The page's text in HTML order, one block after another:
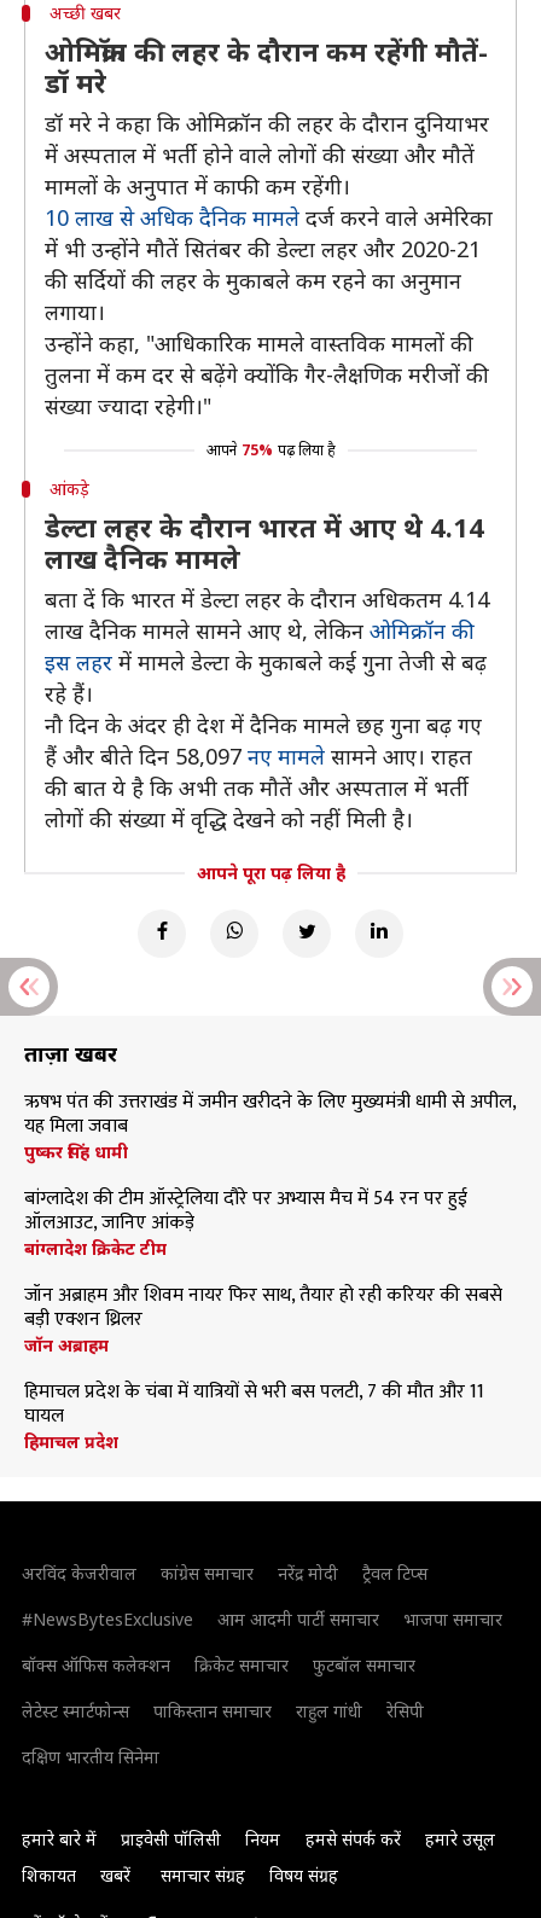
अच्छी खबर
ओमिक्रॉन की लहर के दौरान कम रहेंगी मौतें-
डॉ मरे
डॉ मरे ने कहा कि ओमिक्रॉन की लहर के दौरान दुनियाभर
में अस्पताल में भर्ती होने वाले लोगों की संख्या और मौतें
मामलों के अनुपात में काफी कम रहेंगी।
10 लाख से अधिक दैनिक मामले दर्ज करने वाले अमेरिका
में भी उन्होंने मौतें सितंबर की डेल्टा लहर और 2020-21
की सर्दियों की लहर के मुकाबले कम रहने का अनुमान
लगाया।
उन्होंने कहा, "आधिकारिक मामले वास्तविक मामलों की
तुलना में कम दर से बढ़ेंगे क्योंकि गैर-लैक्षणिक मरीजों की
संख्या ज्यादा रहेगी।"
आपने 75% पढ़ लिया है
आंकड़े
डेल्टा लहर के दौरान भारत में आए थे 4.14
लाख दैनिक मामले
बता दें कि भारत में डेल्टा लहर के दौरान अधिकतम 4.14
लाख दैनिक मामले सामने आए थे, लेकिन ओमिक्रॉन की
इस लहर में मामले डेल्टा के मुकाबले कई गुना तेजी से बढ़
रहे हैं।
नौ दिन के अंदर ही देश में दैनिक मामले छह गुना बढ़ गए
हैं और बीते दिन 58,097 नए मामले सामने आए। राहत
की बात ये है कि अभी तक मौतें और अस्पताल में भर्ती
लोगों की संख्या में वृद्धि देखने को नहीं मिली है।
आपने पूरा पढ़ लिया है
ताज़ा खबरें
ऋषभ पंत की उत्तराखंड में जमीन खरीदने के लिए मुख्यमंत्री धामी से अपील,
यह मिला जवाब
पुष्कर सिंह धामी
बांग्लादेश की टीम ऑस्ट्रेलिया दौरे पर अभ्यास मैच में 54 रन पर हुई
ऑलआउट, जानिए आंकड़े
बांग्लादेश क्रिकेट टीम
जॉन अब्राहम और शिवम नायर फिर साथ, तैयार हो रही करियर की सबसे
बड़ी एक्शन थ्रिलर
जॉन अब्राहम
हिमाचल प्रदेश के चंबा में यात्रियों से भरी बस पलटी, 7 की मौत और 11
घायल
हिमाचल प्रदेश
अरविंद केजरीवाल कांग्रेस समाचार नरेंद्र मोदी
ट्रैवल टिप्स
#NewsBytesExclusive
आम आदमी पार्टी समाचार
भाजपा समाचार
बॉक्स ऑफिस कलेक्शन
क्रिकेट समाचार
फुटबॉल समाचार
लेटेस्ट स्मार्टफोन्स
पाकिस्तान समाचार राहुल गांधी
रेसिपी
दक्षिण भारतीय सिनेमा
हमारे बारे में प्राइवेसी पॉलिसी नियम हमसे संपर्क करें
हमारे उसूल
शिकायत
खबरें समाचार संग्रह विषय संग्रह